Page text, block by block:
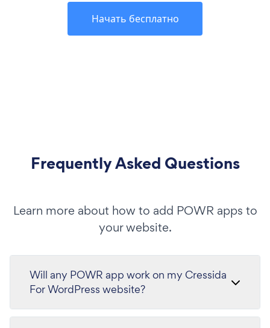
Начать бесплатно
Frequently Asked Questions
Learn more about how to add POWR apps to
your website.
Will any POWR app work on my Cressida
For WordPress website?